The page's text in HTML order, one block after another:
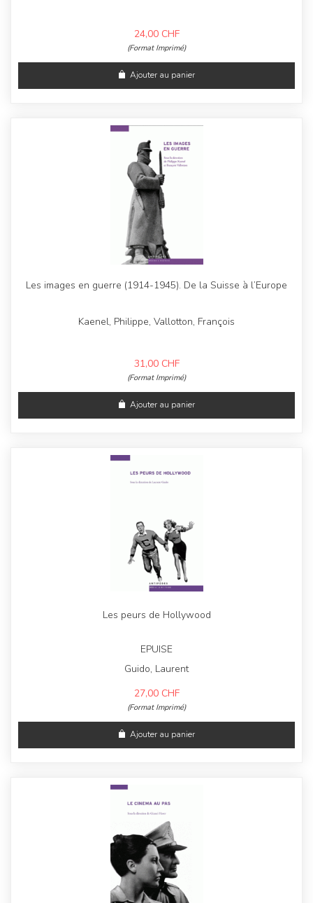
24,00 CHF
(Format Imprimé)
Ajouter au panier
Les images en guerre (1914-1945). De la Suisse à l’Europe
Kaenel, Philippe, Vallotton, François
31,00 CHF
(Format Imprimé)
Ajouter au panier
Les peurs de Hollywood
EPUISE
Guido, Laurent
27,00 CHF
(Format Imprimé)
Ajouter au panier